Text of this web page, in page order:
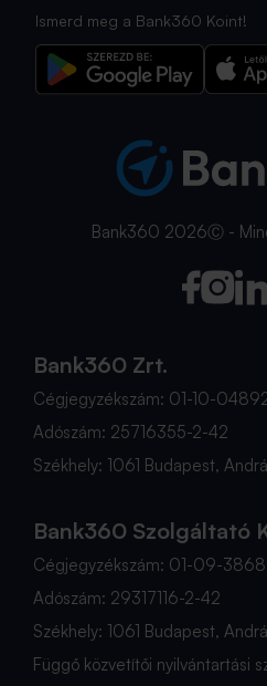
Ismerd meg a Bank360 Koint!
Bank360 2026Ⓒ -
Bank360 Zrt.
Cégjegyzékszám: 01-10-
Adószám: 25716355-2-42
Székhely: 1061 Budapest,
Bank360 Szolgáltató
Cégjegyzékszám: 01-09-
Adószám: 29317116-2-42
Székhely: 1061 Budapest,
Függő közvetítői nyilvántartási